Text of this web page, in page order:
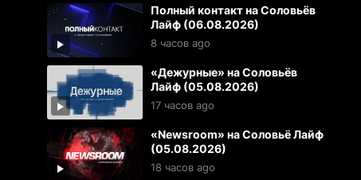
Полный контакт на Соловьёв
Лайф (06.08.2026)
8 часов ago
«Дежурные» на Соловьёв
Лайф (05.08.2026)
17 часов ago
«Newsroom» на Соловьё Лайф
(05.08.2026)
18 часов ago